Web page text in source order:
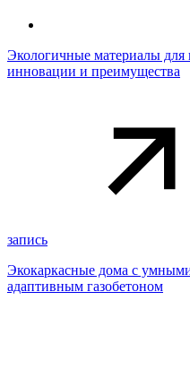
Экологичные материалы для
инновации и преимущества
запись
Экокаркасные дома с
адаптивным газобетоном